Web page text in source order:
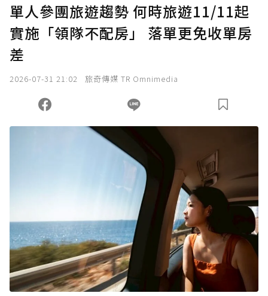
確認送出
您當前剩餘 U 利點數：0點；前往 購買點數
單人參團旅遊趨勢 何時旅遊11/11起
實施「領隊不配房」 落單更免收單房
差
2026-07-31 21:02 旅奇傳媒 TR Omnimedia